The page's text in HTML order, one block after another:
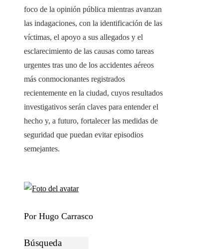
foco de la opinión pública mientras avanzan
las indagaciones, con la identificación de las
víctimas, el apoyo a sus allegados y el
esclarecimiento de las causas como tareas
urgentes tras uno de los accidentes aéreos
más conmocionantes registrados
recientemente en la ciudad, cuyos resultados
investigativos serán claves para entender el
hecho y, a futuro, fortalecer las medidas de
seguridad que puedan evitar episodios
semejantes.
Por Hugo Carrasco
Búsqueda